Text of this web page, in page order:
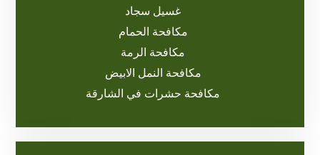
غسيل سجاد
مكافحة الحمام
مكافحة الرمة
مكافحة النمل الابيض
مكافحة حشرات في الشارقة